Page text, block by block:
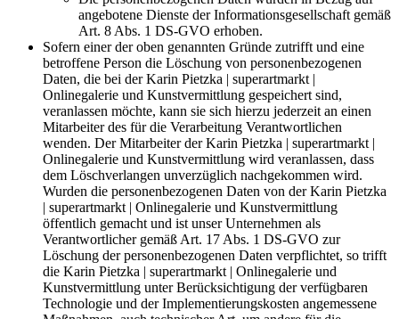
angebotene Dienste der Informationsgesellschaft gemäß
Art. 8 Abs. 1 DS-GVO erhoben.
Sofern einer der oben genannten Gründe zutrifft und eine
betroffene Person die Löschung von personenbezogenen
Daten, die bei der Karin Pietzka | superartmarkt |
Onlinegalerie und Kunstvermittlung gespeichert sind,
veranlassen möchte, kann sie sich hierzu jederzeit an einen
Mitarbeiter des für die Verarbeitung Verantwortlichen
wenden. Der Mitarbeiter der Karin Pietzka | superartmarkt |
Onlinegalerie und Kunstvermittlung wird veranlassen, dass
dem Löschverlangen unverzüglich nachgekommen wird.
Wurden die personenbezogenen Daten von der Karin Pietzka
| superartmarkt | Onlinegalerie und Kunstvermittlung
öffentlich gemacht und ist unser Unternehmen als
Verantwortlicher gemäß Art. 17 Abs. 1 DS-GVO zur
Löschung der personenbezogenen Daten verpflichtet, so trifft
die Karin Pietzka | superartmarkt | Onlinegalerie und
Kunstvermittlung unter Berücksichtigung der verfügbaren
Technologie und der Implementierungskosten angemessene